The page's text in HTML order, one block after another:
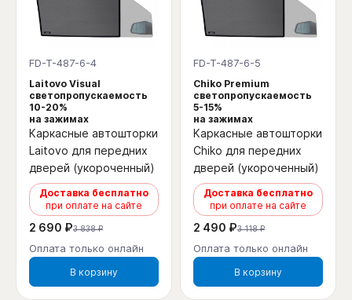
FD-T-487-6-4
Laitovo Visual
светопропускаемость
10-20%
на зажимах
Каркасные автошторки
Laitovo для передних
дверей (укороченный)
Доставка бесплатно
при оплате на сайте
2 690 ₽3 838 ₽
Оплата только онлайн
В корзину
FD-T-487-6-5
Chiko Premium
светопропускаемость
5-15%
на зажимах
Каркасные автошторки
Chiko для передних
дверей (укороченный)
Доставка бесплатно
при оплате на сайте
2 490 ₽3 118 ₽
Оплата только онлайн
В корзину